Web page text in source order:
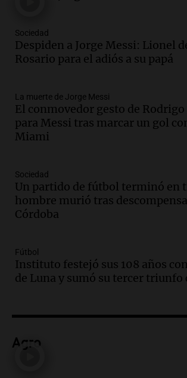
Episodios
Audio.Messi llegará esta
Rosario para acompañar a
Episodios
Audio.Ley de Propiedad
en el Congreso expuso una
comunicacional del Gobierno
Episodios
Audio.Casabindo se prepara
celebración única: 30.000
tradicional Toreo de la Vincha
Audio.Borges, abogada de
"Tres hombres se lo
hacerle preguntas y nunca
Episodios
metros del río Suquía y
Sociedad
Despiden a Jorge Messi: Lionel
Rosario para el adiós a su papá
La muerte de Jorge Messi
El conmovedor gesto de Rodrigo
para Messi tras marcar un gol
Miami
Sociedad
Un partido de fútbol terminó en
hombre murió tras
Córdoba
Fútbol
Instituto festejó sus 108 años
de Luna y sumó su tercer triunfo
Agro